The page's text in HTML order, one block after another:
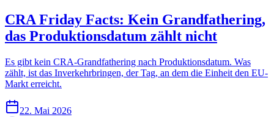
CRA Friday Facts: Kein Grandfathering,
das Produktionsdatum zählt nicht
Es gibt kein CRA-Grandfathering nach Produktionsdatum. Was
zählt, ist das Inverkehrbringen, der Tag, an dem die Einheit den EU-
Markt erreicht.
22. Mai 2026